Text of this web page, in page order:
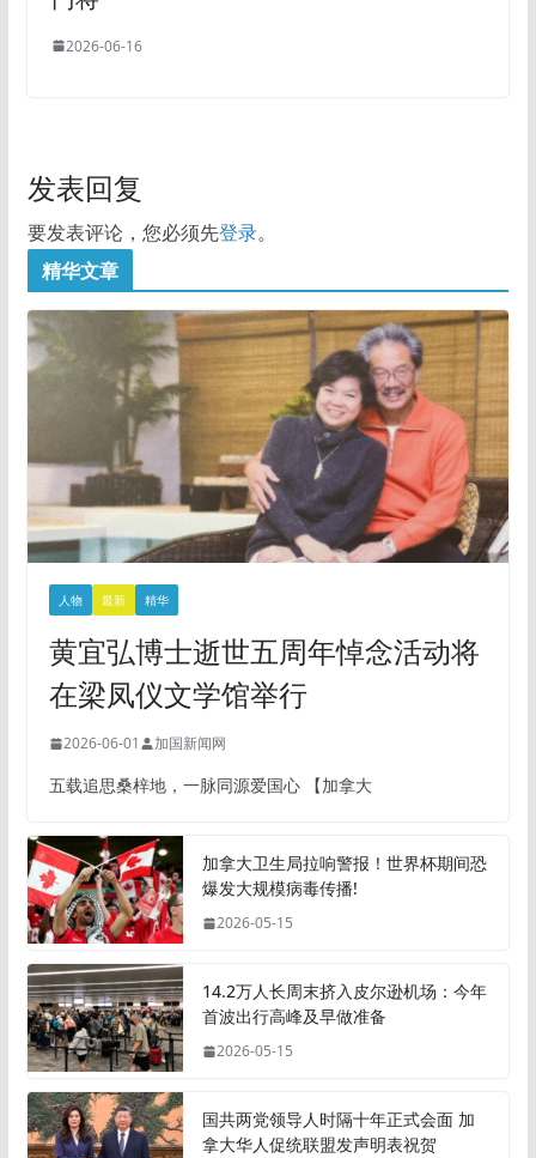
2026-06-16
发表回复
要发表评论，您必须先登录。
精华文章
人物 最新 精华
黄宜弘博士逝世五周年悼念活动将
在梁凤仪文学馆举行
2026-06-01 加国新闻网
五载追思桑梓地，一脉同源爱国心 【加拿大
加拿大卫生局拉响警报！世界杯期间恐
爆发大规模病毒传播!
2026-05-15
14.2万人长周末挤入皮尔逊机场：今年
首波出行高峰及早做准备
2026-05-15
国共两党领导人时隔十年正式会面 加
拿大华人促统联盟发声明表祝贺